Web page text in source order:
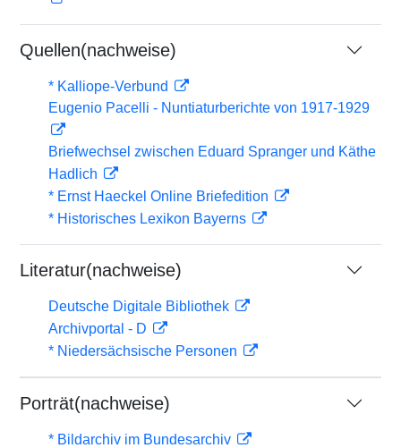
Quellen(nachweise)
* Kalliope-Verbund
Eugenio Pacelli - Nuntiaturberichte von 1917-1929
Briefwechsel zwischen Eduard Spranger und Käthe
Hadlich
* Ernst Haeckel Online Briefedition
* Historisches Lexikon Bayerns
Literatur(nachweise)
Deutsche Digitale Bibliothek
Archivportal - D
* Niedersächsische Personen
Porträt(nachweise)
* Bildarchiv im Bundesarchiv